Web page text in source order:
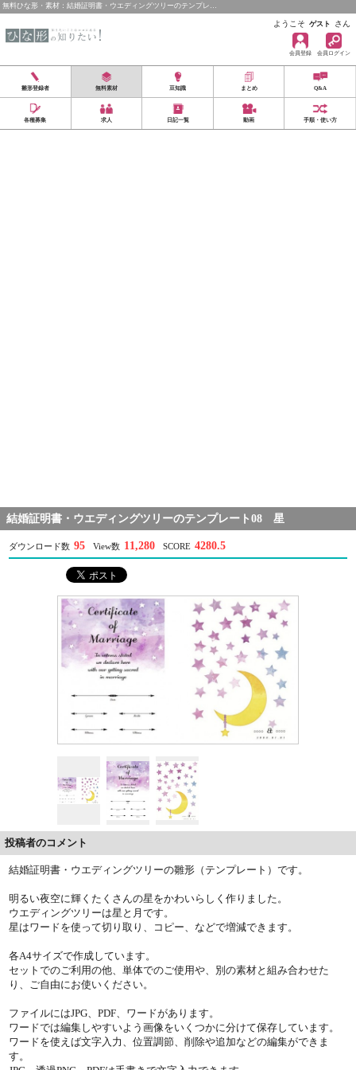
無料ひな形・素材：結婚証明書・ウエディングツリーのテンプレ…
ようこそ ゲスト さん
会員登録 会員ログイン
雛形登録者 無料素材 豆知識 まとめ Q&A
各種募集 求人 日記一覧 動画 手順・使い方
結婚証明書・ウエディングツリーのテンプレート08 星
ダウンロード数 95 View数 11,280 SCORE 4280.5
投稿者のコメント
結婚証明書・ウエディングツリーの雛形（テンプレート）です。
明るい夜空に輝くたくさんの星をかわいらしく作りました。
ウエディングツリーは星と月です。
星はワードを使って切り取り、コピー、などで増減できます。
各A4サイズで作成しています。
セットでのご利用の他、単体でのご使用や、別の素材と組み合わせた
り、ご自由にお使いください。
ファイルにはJPG、PDF、ワードがあります。
ワードでは編集しやすいよう画像をいくつかに分けて保存しています。
ワードを使えば文字入力、位置調節、削除や追加などの編集ができま
す。